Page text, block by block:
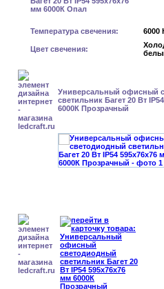
Температура свечения: 6000
Цвет свечения:
Универсальный офисный
светильник Багет 20 Вт
6000К Прозрачный